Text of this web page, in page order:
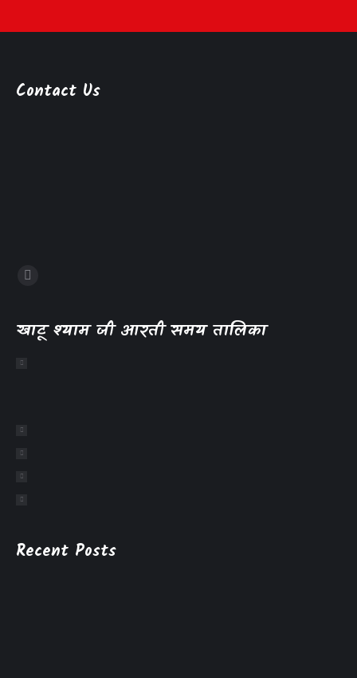
Contact Us
खाटू श्याम जी आरती समय तालिका
Recent Posts